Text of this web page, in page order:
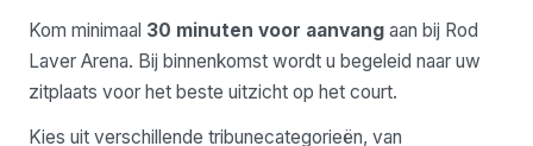
Kom minimaal 30 minuten voor aanvang aan bij Rod
Laver Arena. Bij binnenkomst wordt u begeleid naar uw
zitplaats voor het beste uitzicht op het court.
Kies uit verschillende tribunecategorieën, van